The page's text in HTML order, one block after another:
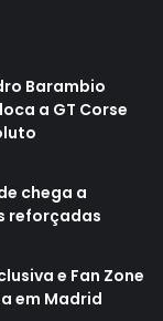
Barambio
a GT Corse
chega a
reforçadas
e Fan Zone
em Madrid